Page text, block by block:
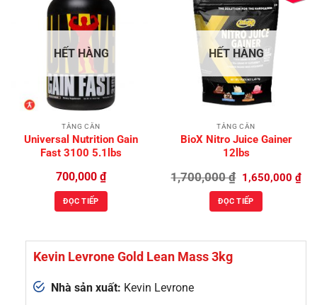
HẾT HÀNG
TĂNG CÂN
Universal Nutrition Gain
Fast 3100 5.1lbs
700,000 ₫
ĐỌC TIẾP
Add to
HẾT HÀNG
TĂNG CÂN
BioX Nitro Juice Gainer
12lbs
1,700,000₫ Giá
gốc
là:
1,700,000 ₫.
1,650,000 ₫Giá
ĐỌC TIẾP
Kevin Levrone Gold Lean Mass 3kg
Nhà sản xuất: Kevin Levrone